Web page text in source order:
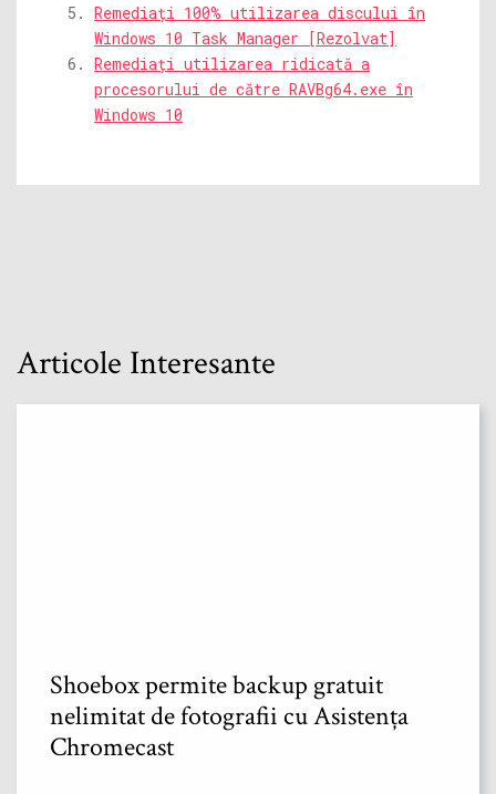
Remediați 100% utilizarea discului în
Windows 10 Task Manager [Rezolvat]
Remediați utilizarea ridicată a
procesorului de către RAVBg64.exe în
Windows 10
Articole Interesante
Shoebox permite backup gratuit
nelimitat de fotografii cu Asistența
Chromecast